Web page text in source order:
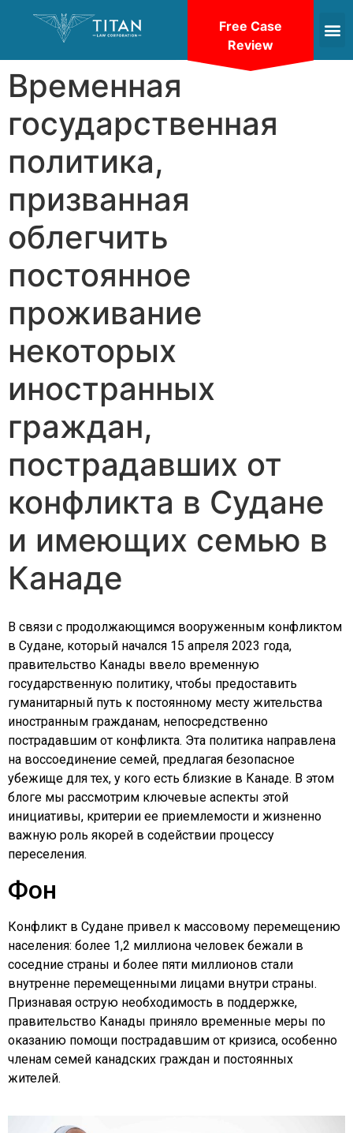
Временная
государственная
политика,
призванная
облегчить
постоянное
проживание
некоторых
иностранных
граждан,
пострадавших от
конфликта в Судане
и имеющих семью в
Канаде
В связи с продолжающимся вооруженным конфликтом
в Судане, который начался 15 апреля 2023 года,
правительство Канады ввело временную
государственную политику, чтобы предоставить
гуманитарный путь к постоянному месту жительства
иностранным гражданам, непосредственно
пострадавшим от конфликта. Эта политика направлена
на воссоединение семей, предлагая безопасное
убежище для тех, у кого есть близкие в Канаде. В этом
блоге мы рассмотрим ключевые аспекты этой
инициативы, критерии ее приемлемости и жизненно
важную роль якорей в содействии процессу
переселения.
Фон
Конфликт в Судане привел к массовому перемещению
населения: более 1,2 миллиона человек бежали в
соседние страны и более пяти миллионов стали
внутренне перемещенными лицами внутри страны.
Признавая острую необходимость в поддержке,
правительство Канады приняло временные меры по
оказанию помощи пострадавшим от кризиса, особенно
членам семей канадских граждан и постоянных
жителей.
Free Case
Review